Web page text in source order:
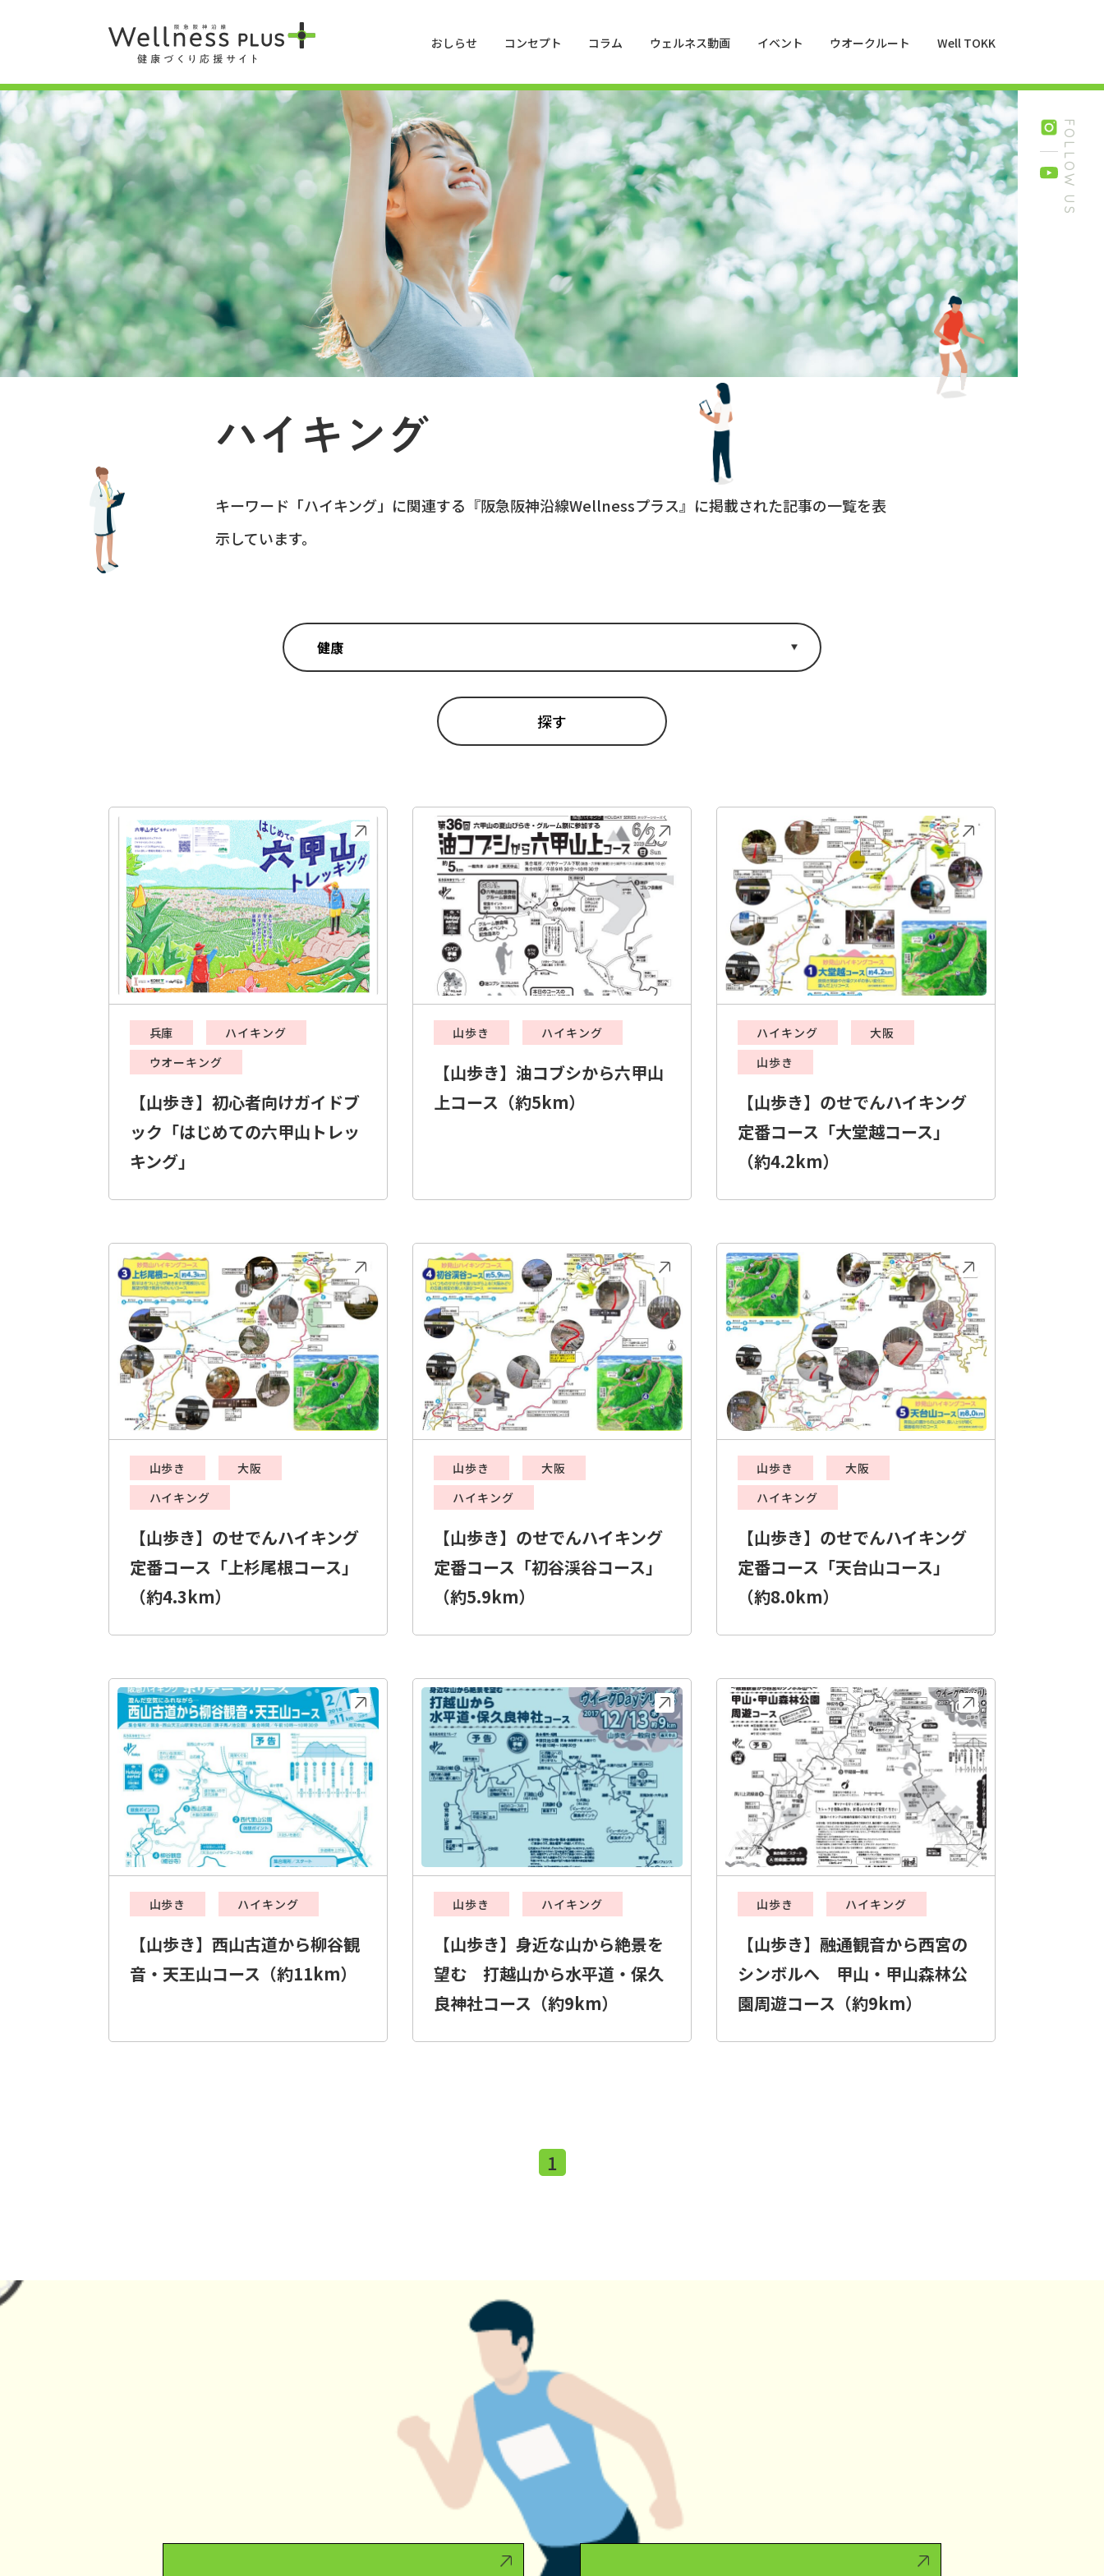
おしらせ コンセプト コラム ウェルネス動画 イベント ウオークルート Well TOKK
FOLLOW US
ハイキング
キーワード「ハイキング」に関連する『阪急阪神沿線Wellnessプラス』に掲載された記事の一覧を表
示しています。
兵庫
ハイキング
ウオーキング
【山歩き】初心者向けガイドブ
ック「はじめての六甲山トレッ
キング」
山歩き ハイキング
【山歩き】油コブシから六甲山
上コース（約5km）
ハイキング
大阪
山歩き
【山歩き】のせでんハイキング
定番コース「大堂越コース」
（約4.2km）
山歩き
大阪
ハイキング
【山歩き】のせでんハイキング
定番コース「上杉尾根コース」
（約4.3km）
山歩き
大阪
ハイキング
【山歩き】のせでんハイキング
定番コース「初谷渓谷コース」
（約5.9km）
山歩き
大阪
ハイキング
【山歩き】のせでんハイキング
定番コース「天台山コース」
（約8.0km）
山歩き ハイキング
【山歩き】西山古道から柳谷観
音・天王山コース（約11km）
山歩き ハイキング
【山歩き】身近な山から絶景を
望む 打越山から水平道・保久
良神社コース（約9km）
山歩き ハイキング
【山歩き】融通観音から西宮の
シンボルへ 甲山・甲山森林公
園周遊コース（約9km）
1